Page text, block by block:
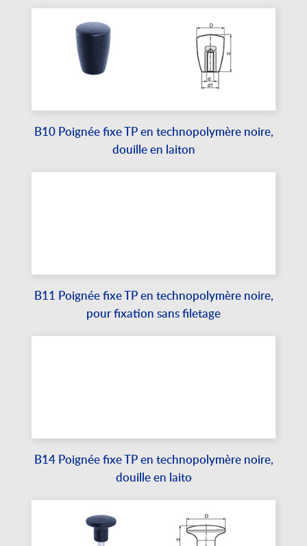
B10 Poignée fixe TP en technopolymère noire,
douille en laiton
B11 Poignée fixe TP en technopolymère noire,
pour fixation sans filetage
B14 Poignée fixe TP en technopolymère noire,
douille en laito